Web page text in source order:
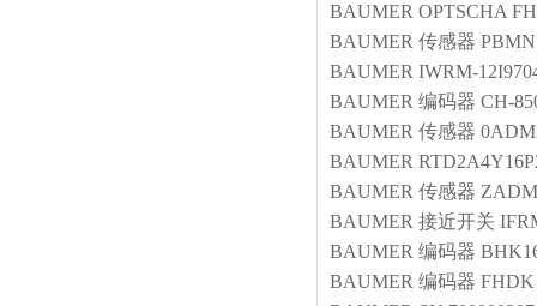
BAUMER OPTSCHA
BAUMER 传感器 PBMN
BAUMER IWRM-
BAUMER 编码器 CH-
BAUMER 传感器
BAUMER
BAUMER 传感器
BAUMER 接近开关
BAUMER 编码器
BAUMER 编码器 FHDK